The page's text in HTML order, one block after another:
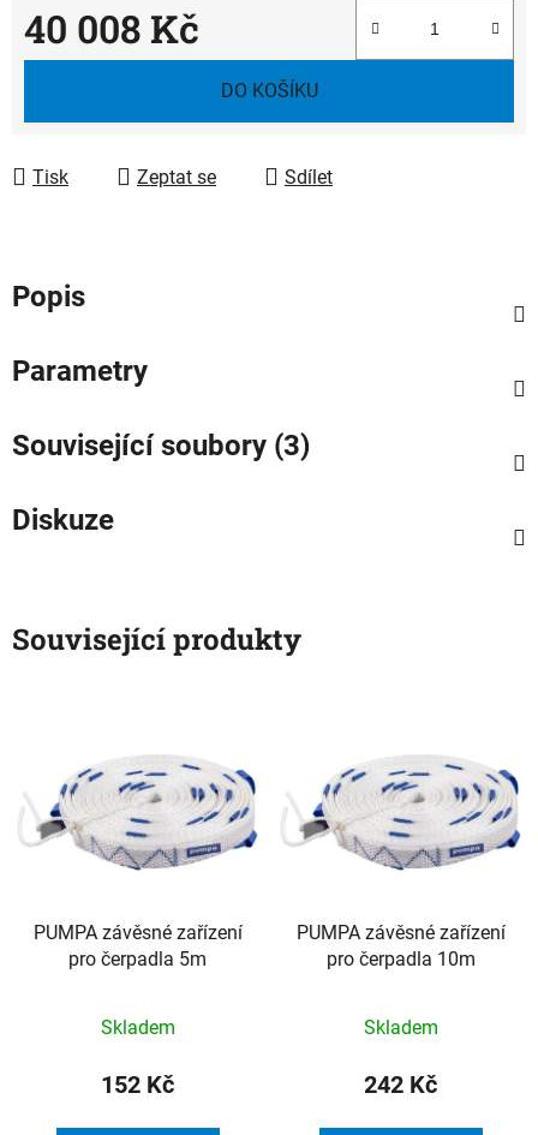
40 008 Kč
Měrná cena:
DO KOŠÍKU
Tisk Zeptat se Sdílet
Popis
Parametry
Související soubory (3)
Diskuze
Související produkty
PUMPA závěsné zařízení
pro čerpadla 5m
Skladem
152 Kč
PUMPA závěsné zařízení
pro čerpadla 10m
Skladem
242 Kč